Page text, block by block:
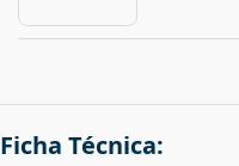
Ficha Técnica: